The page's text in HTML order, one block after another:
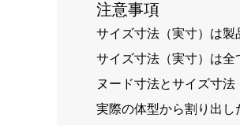
注意事項
サイズ寸法（実寸）は製
サイズ寸法（実寸）は全
ヌード寸法とサイズ寸法
実際の体型から割り出し